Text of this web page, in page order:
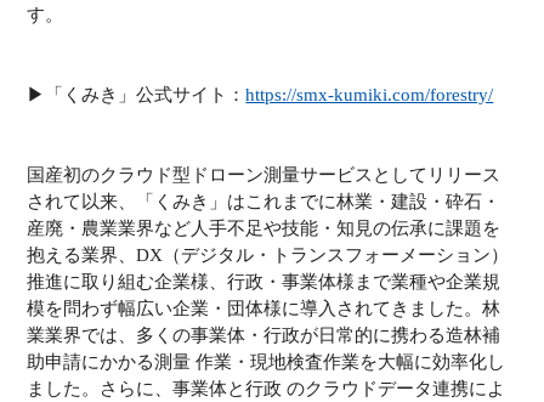
す。
▶︎「くみき」公式サイト：https://smx-kumiki.com/forestry/
国産初のクラウド型ドローン測量サービスとしてリリース
されて以来、「くみき」はこれまでに林業・建設・砕石・
産廃・農業業界など人手不足や技能・知見の伝承に課題を
抱える業界、DX（デジタル・トランスフォーメーション）
推進に取り組む企業様、行政・事業体様まで業種や企業規
模を問わず幅広い企業・団体様に導入されてきました。林
業業界では、多くの事業体・行政が日常的に携わる造林補
助申請にかかる測量 作業・現地検査作業を大幅に効率化し
ました。さらに、事業体と行政 のクラウドデータ連携によ